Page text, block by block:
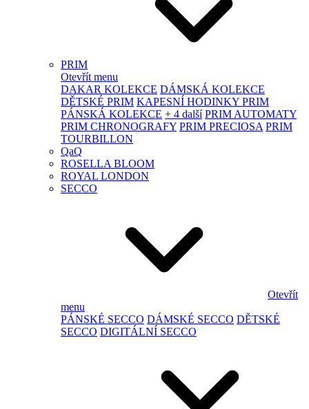
PRIM
Otevřít menu
DAKAR KOLEKCE DÁMSKÁ KOLEKCE
DĚTSKÉ PRIM KAPESNÍ HODINKY PRIM
PÁNSKÁ KOLEKCE + 4 další PRIM AUTOMATY
PRIM CHRONOGRAFY PRIM PRECIOSA PRIM
TOURBILLON
QaQ
ROSELLA BLOOM
ROYAL LONDON
SECCO
Otevřít
menu
PÁNSKÉ SECCO DÁMSKÉ SECCO DĚTSKÉ
SECCO DIGITÁLNÍ SECCO